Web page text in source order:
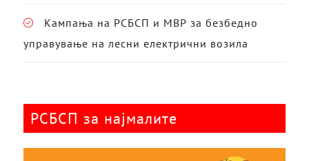
Кампања на РСБСП и МВР за безбедно
управување на лесни електрични возила
РСБСП за најмалите